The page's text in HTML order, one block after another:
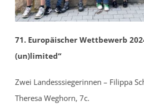
71. Europäischer Wettbewerb
(un)limited“
Zwei Landesssiegerinnen – Filippa
Theresa Weghorn, 7c.